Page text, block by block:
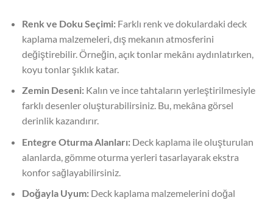
Renk ve Doku Seçimi:Farklı renk ve dokulardaki deck
kaplama malzemeleri, dış mekanın atmosferini
değiştirebilir. Örneğin, açık tonlar mekânı aydınlatırken,
koyu tonlar şıklık katar.
Zemin Deseni:Kalın ve ince tahtaların yerleştirilmesiyle
farklı desenler oluşturabilirsiniz. Bu, mekâna görsel
derinlik kazandırır.
Entegre Oturma Alanları:Deck kaplama ile oluşturulan
alanlarda, gömme oturma yerleri tasarlayarak ekstra
konfor sağlayabilirsiniz.
Doğayla Uyum:Deck kaplama malzemelerini doğal